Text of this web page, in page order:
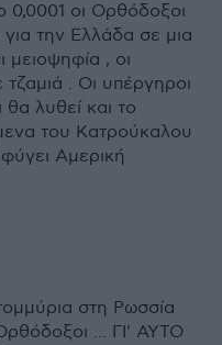
0,0001 οι Ορθόδοξοι
την Ελλάδα σε μια
μειοψηφία , οι
. Οι υπέργηροι
λυθεί και το
του Κατρούκαλου
Αμερική
στη Ρωσσία
... ΓΙ' ΑΥΤΟ